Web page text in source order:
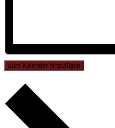
Zum Kalender hinzufügen